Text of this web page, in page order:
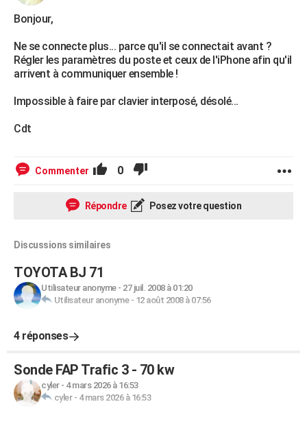
Destinations
City break
Voyage nature
Voyage de noces
Forum
Climat
+PHOTO
GUIDES D'ACHAT
BONS PLANS
CARTE DE VOEUX
Carte de Noël
Carte Bonne année
Carte Saint-Valentin
Carte Pâques
Carte d'anniversaire
DICTIONNAIRE
Service militaire
Avis de recherche
AVIS DE DÉCÈS
FORUM
Bonjour,
Ne se connecte plus... parce qu'il se connectait avant ?
Régler les paramètres du poste et ceux de l'iPhone afin qu'il
arrivent à communiquer ensemble !
Impossible à faire par clavier interposé, désolé...
Cdt
Commenter 0
Répondre Posez votre question
Discussions similaires
TOYOTA BJ 71
Utilisateur anonyme- 27 juil. 2008 à 01:20
Utilisateur anonyme- 12 août 2008 à 07:56
4 réponses
Sonde FAP Trafic 3 - 70 kw
cyler- 4 mars 2026 à 16:53
cyler- 4 mars 2026 à 16:53